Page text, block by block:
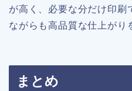
が高く、必要な分だけ印刷
ながらも高品質な仕上がり
まとめ